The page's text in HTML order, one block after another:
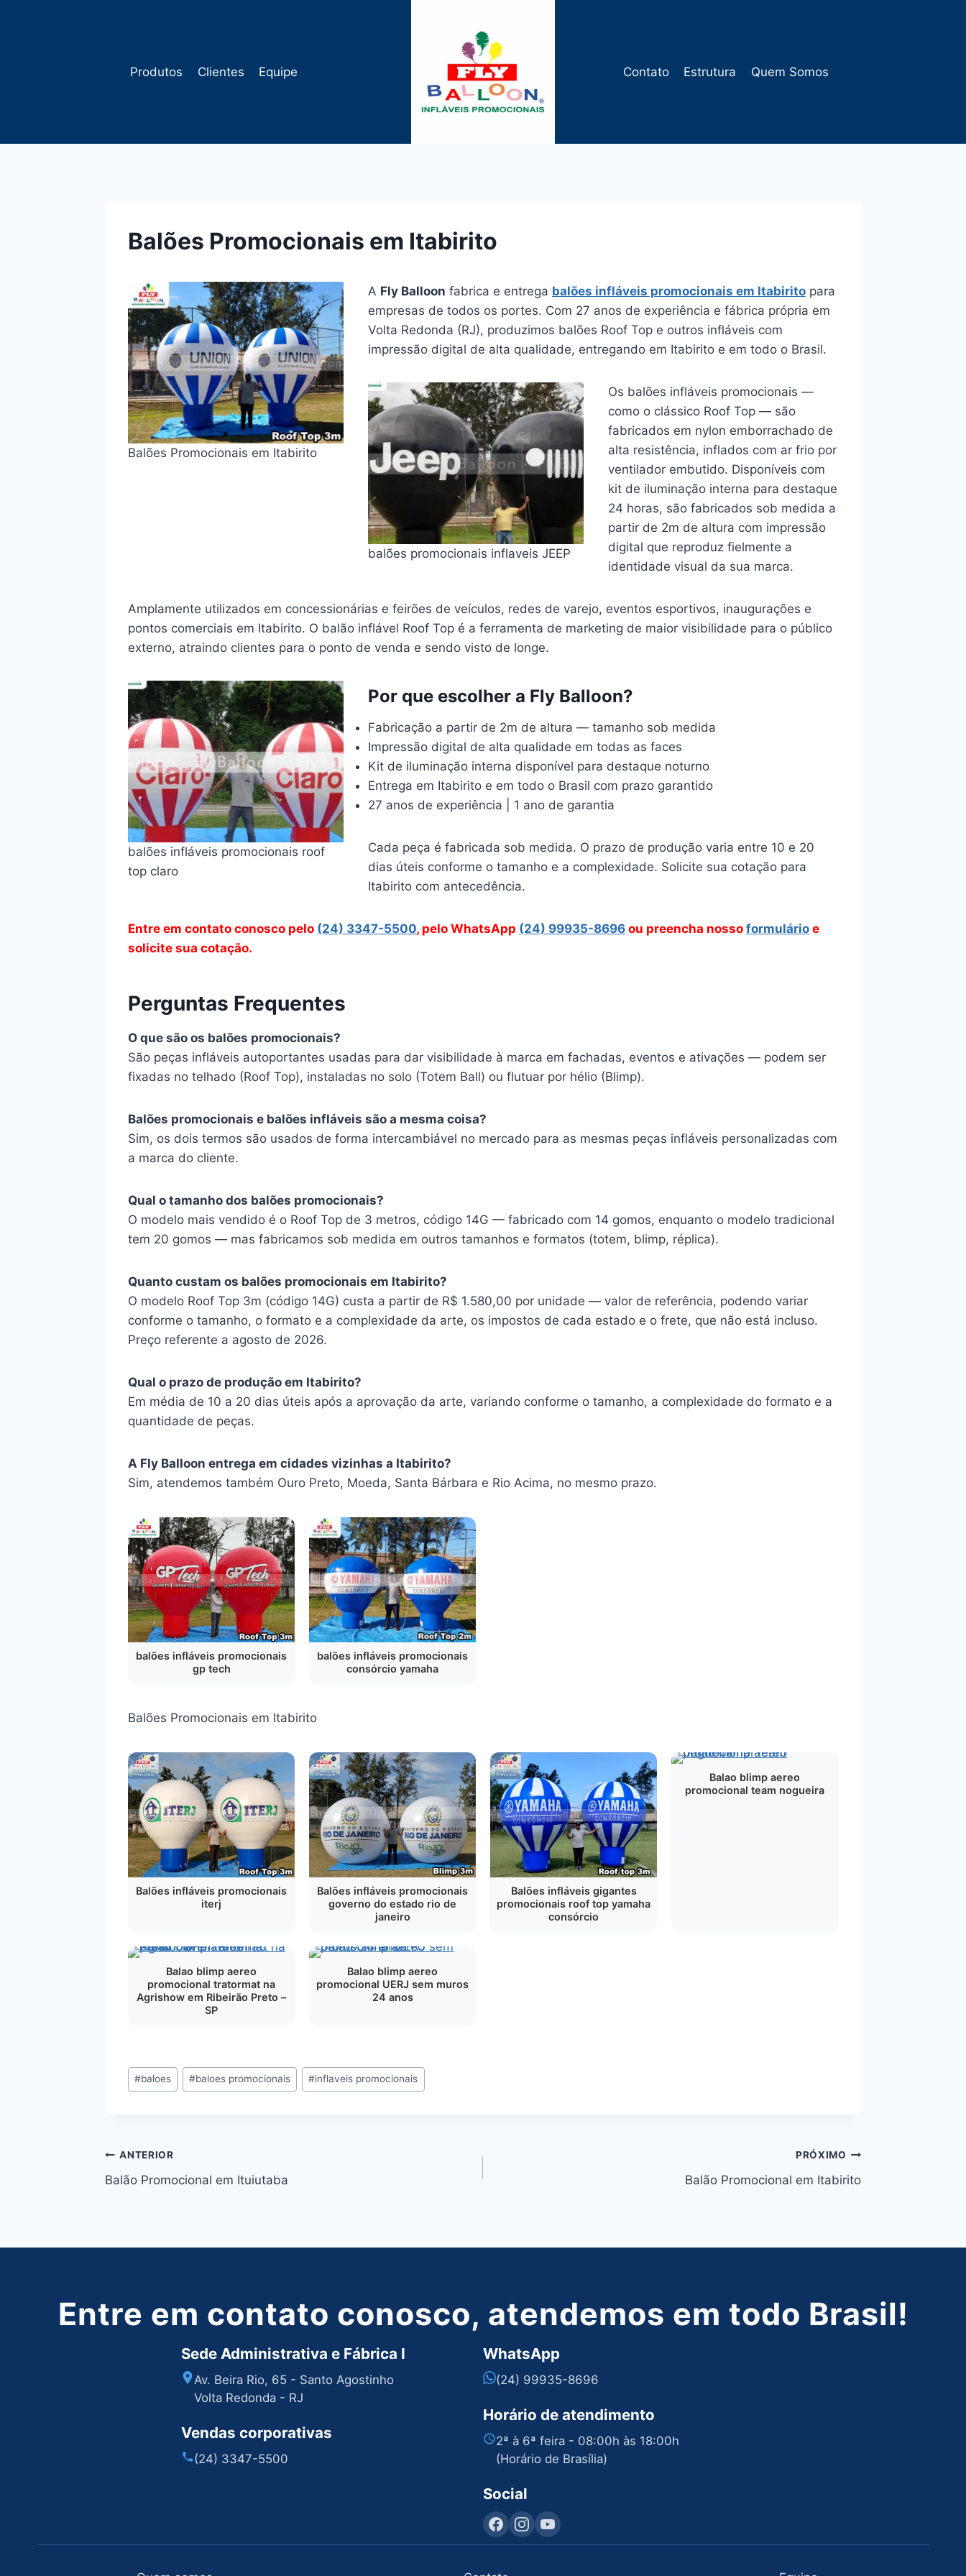
Produtos Clientes Equipe Contato Estrutura Quem Somos
Balões Promocionais em Itabirito
Balões Promocionais em Itabirito
A Fly Balloon fabrica e entrega balões infláveis promocionais em Itabirito para
empresas de todos os portes. Com 27 anos de experiência e fábrica própria em
Volta Redonda (RJ), produzimos balões Roof Top e outros infláveis com
impressão digital de alta qualidade, entregando em Itabirito e em todo o Brasil.
balões promocionais inflaveis JEEP
Os balões infláveis promocionais —
como o clássico Roof Top — são
fabricados em nylon emborrachado de
alta resistência, inflados com ar frio por
ventilador embutido. Disponíveis com
kit de iluminação interna para destaque
24 horas, são fabricados sob medida a
partir de 2m de altura com impressão
digital que reproduz fielmente a
identidade visual da sua marca.
Amplamente utilizados em concessionárias e feirões de veículos, redes de varejo, eventos esportivos, inaugurações e
pontos comerciais em Itabirito. O balão inflável Roof Top é a ferramenta de marketing de maior visibilidade para o público
externo, atraindo clientes para o ponto de venda e sendo visto de longe.
balões infláveis promocionais roof
top claro
Por que escolher a Fly Balloon?
Fabricação a partir de 2m de altura — tamanho sob medida
Impressão digital de alta qualidade em todas as faces
Kit de iluminação interna disponível para destaque noturno
Entrega em Itabirito e em todo o Brasil com prazo garantido
27 anos de experiência | 1 ano de garantia
Cada peça é fabricada sob medida. O prazo de produção varia entre 10 e 20
dias úteis conforme o tamanho e a complexidade. Solicite sua cotação para
Itabirito com antecedência.
Entre em contato conosco pelo (24) 3347-5500, pelo WhatsApp (24) 99935-8696 ou preencha nosso formulário e
solicite sua cotação.
Perguntas Frequentes
O que são os balões promocionais?
São peças infláveis autoportantes usadas para dar visibilidade à marca em fachadas, eventos e ativações — podem ser
fixadas no telhado (Roof Top), instaladas no solo (Totem Ball) ou flutuar por hélio (Blimp).
Balões promocionais e balões infláveis são a mesma coisa?
Sim, os dois termos são usados de forma intercambiável no mercado para as mesmas peças infláveis personalizadas com
a marca do cliente.
Qual o tamanho dos balões promocionais?
O modelo mais vendido é o Roof Top de 3 metros, código 14G — fabricado com 14 gomos, enquanto o modelo tradicional
tem 20 gomos — mas fabricamos sob medida em outros tamanhos e formatos (totem, blimp, réplica).
Quanto custam os balões promocionais em Itabirito?
O modelo Roof Top 3m (código 14G) custa a partir de R$ 1.580,00 por unidade — valor de referência, podendo variar
conforme o tamanho, o formato e a complexidade da arte, os impostos de cada estado e o frete, que não está incluso.
Preço referente a agosto de 2026.
Qual o prazo de produção em Itabirito?
Em média de 10 a 20 dias úteis após a aprovação da arte, variando conforme o tamanho, a complexidade do formato e a
quantidade de peças.
A Fly Balloon entrega em cidades vizinhas a Itabirito?
Sim, atendemos também Ouro Preto, Moeda, Santa Bárbara e Rio Acima, no mesmo prazo.
balões infláveis promocionais
gp tech
balões infláveis promocionais
consórcio yamaha
Balões Promocionais em Itabirito
Balões infláveis promocionais
iterj
Balões infláveis promocionais
governo do estado rio de
janeiro
Balões infláveis gigantes
promocionais roof top yamaha
consórcio
Balao blimp aereo
promocional team nogueira
Balao blimp aereo
promocional tratormat na
Agrishow em Ribeirão Preto –
SP
Balao blimp aereo
promocional UERJ sem muros
24 anos
Tags
do
#baloes #baloes promocionais #inflaveis promocionais
Navegação
de
ANTERIOR
Balão Promocional em Ituiutaba
PRÓXIMO
Balão Promocional em Itabirito
Entre em contato conosco, atendemos em todo Brasil!
Sede Administrativa e Fábrica I
Av. Beira Rio, 65 - Santo Agostinho
Volta Redonda - RJ
Vendas corporativas
(24) 3347-5500
WhatsApp
(24) 99935-8696
Horário de atendimento
2ª à 6ª feira - 08:00h às 18:00h
(Horário de Brasília)
Social